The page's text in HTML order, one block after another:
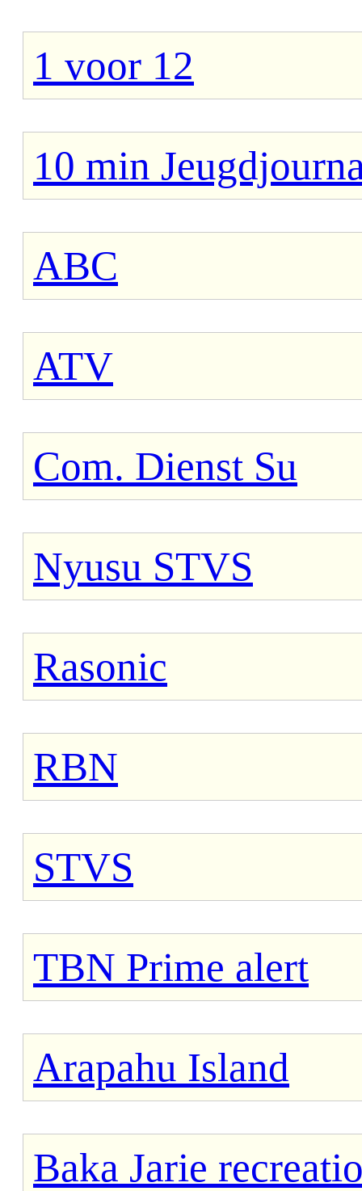
1 voor 12
10 min
ABC
ATV
Com. Dienst Su
Nyusu STVS
Rasonic
RBN
STVS
TBN Prime alert
Arapahu Island
Baka Jarie